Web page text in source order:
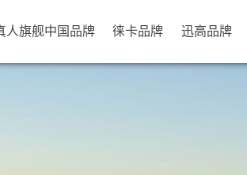
人旗舰中国品牌 徕卡品牌 迅高品牌